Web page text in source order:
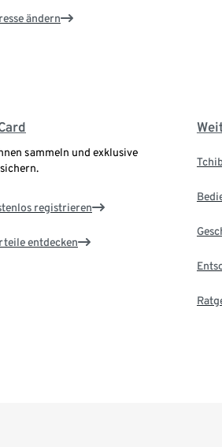
ändern
sammeln und exklusive
registrieren
entdecken